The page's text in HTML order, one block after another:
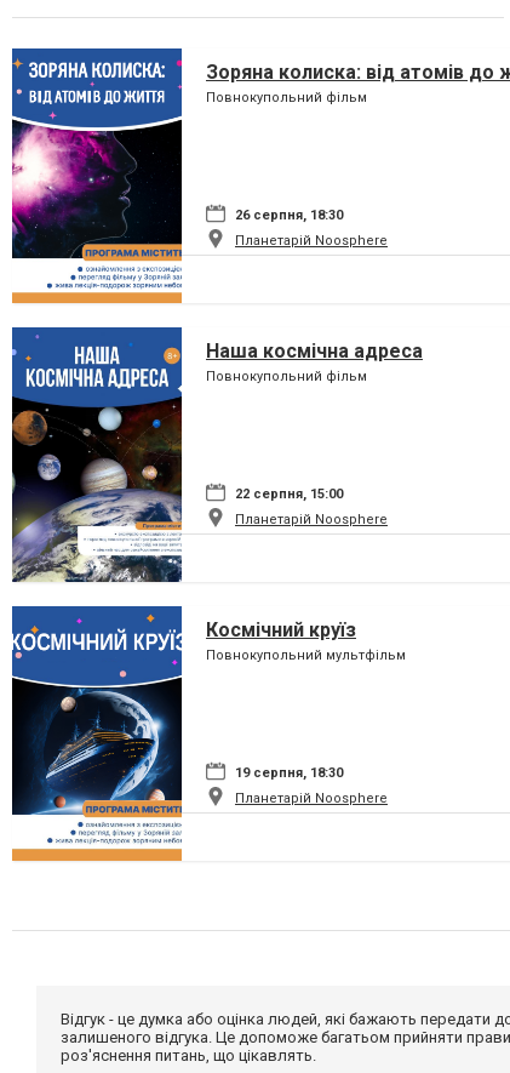
Зоряна колиска: від атомів до
Повнокупольний фільм
26 серпня, 18:30
Планетарій Noosphere
Наша космічна адреса
Повнокупольний фільм
22 серпня, 15:00
Планетарій Noosphere
Космічний круїз
Повнокупольний мультфільм
19 серпня, 18:30
Планетарій Noosphere
Відгук - це думка або оцінка людей, які бажають
залишеного відгука. Це допоможе багатьом прийняти
роз'яснення питань, що цікавлять.